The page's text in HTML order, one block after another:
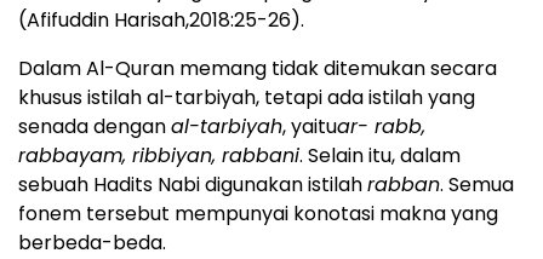
(Afifuddin Harisah,2018:25-26).
Dalam Al-Quran memang tidak ditemukan secara
khusus istilah al-tarbiyah, tetapi ada istilah yang
senada denganal-tarbiyah, yaituar- rabb,
rabbayam, ribbiyan, rabbani. Selain itu, dalam
sebuah Hadits Nabi digunakan istilahrabban. Semua
fonem tersebut mempunyai konotasi makna yang
berbeda-beda.